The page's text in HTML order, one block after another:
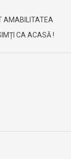
AMABILITATEA
CA ACASĂ !